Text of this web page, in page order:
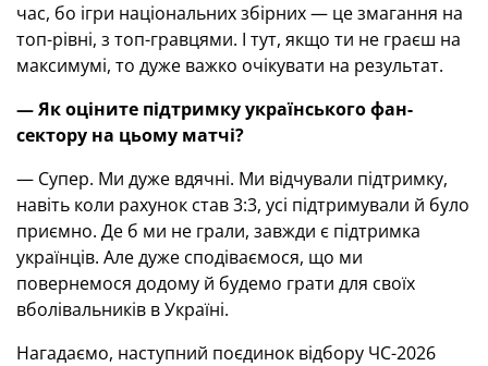
час, бо ігри національних збірних — це змагання на
топ-рівні, з топ-гравцями. І тут, якщо ти не граєш на
максимумі, то дуже важко очікувати на результат.
— Як оціните підтримку українського фан-
сектору на цьому матчі?
— Супер. Ми дуже вдячні. Ми відчували підтримку,
навіть коли рахунок став 3:3, усі підтримували й було
приємно. Де б ми не грали, завжди є підтримка
українців. Але дуже сподіваємося, що ми
повернемося додому й будемо грати для своїх
вболівальників в Україні.
Нагадаємо, наступний поєдинок відбору ЧС-2026